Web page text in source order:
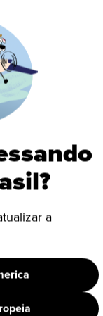
KITTY
FUNKO
- HELLO
149,99 ou
COMPRAR
a